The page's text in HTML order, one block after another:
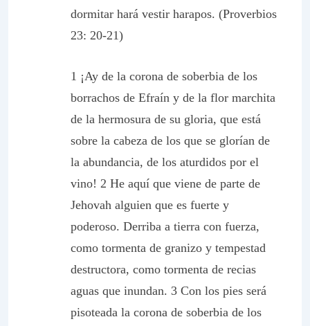
dormitar hará vestir harapos. (Proverbios
23: 20-21)
1 ¡Ay de la corona de soberbia de los
borrachos de Efraín y de la flor marchita
de la hermosura de su gloria, que está
sobre la cabeza de los que se glorían de
la abundancia, de los aturdidos por el
vino! 2 He aquí que viene de parte de
Jehovah alguien que es fuerte y
poderoso. Derriba a tierra con fuerza,
como tormenta de granizo y tempestad
destructora, como tormenta de recias
aguas que inundan. 3 Con los pies será
pisoteada la corona de soberbia de los